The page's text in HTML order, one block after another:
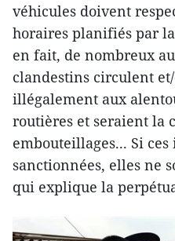
véhicules doivent
horaires planifiés par
en fait, de nombreux
clandestins circulent
illégalement aux
routières et seraient la
embouteillages... Si
sanctionnées, elles ne
qui explique la